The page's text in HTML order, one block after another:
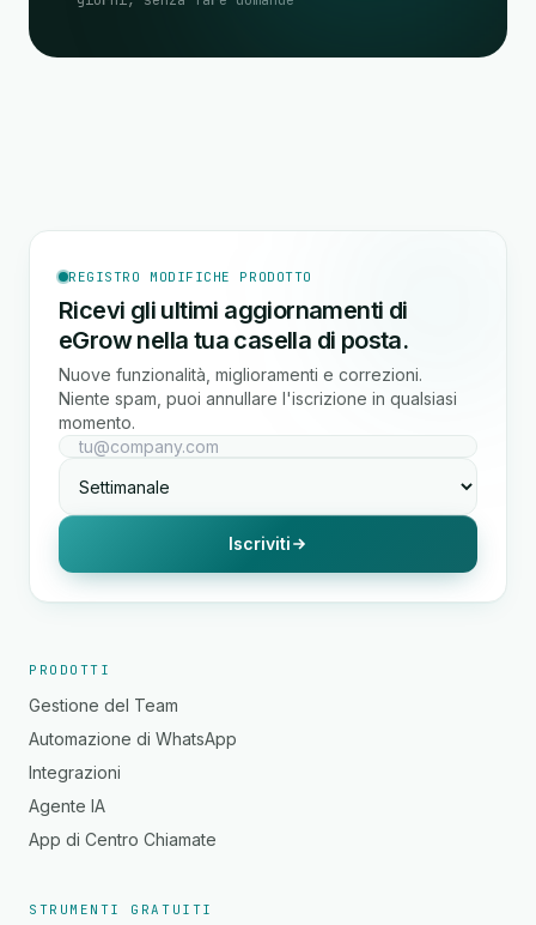
REGISTRO MODIFICHE PRODOTTO
Ricevi gli ultimi aggiornamenti di
eGrow nella tua casella di posta.
Nuove funzionalità, miglioramenti e correzioni.
Niente spam, puoi annullare l'iscrizione in qualsiasi
momento.
Iscriviti
PRODOTTI
Gestione del Team
Automazione di WhatsApp
Integrazioni
Agente IA
App di Centro Chiamate
STRUMENTI GRATUITI